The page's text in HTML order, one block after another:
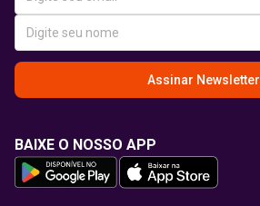
Assinar Newsletter
BAIXE O NOSSO APP